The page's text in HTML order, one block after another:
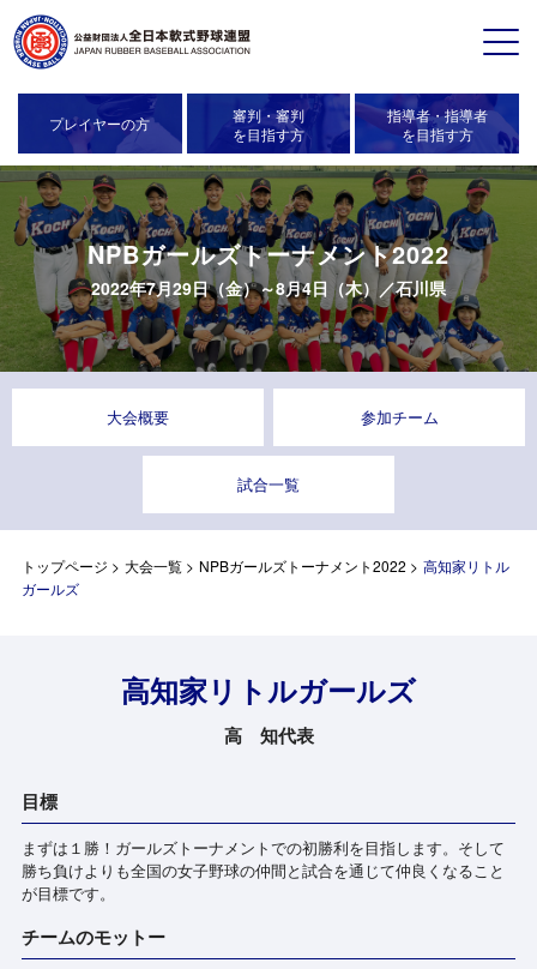
プレイヤーの方
審判・審判
を目指す方
指導者・指導者
を目指す方
NPBガールズトーナメント2022
2022年7月29日（金）～8月4日（木）／石川県
大会概要 参加チーム
試合一覧
トップページ > 大会一覧> NPBガールズトーナメント2022 > 高知家リトル
ガールズ
高知家リトルガールズ
高 知代表
目標
まずは１勝！ガールズトーナメントでの初勝利を目指します。そして
勝ち負けよりも全国の女子野球の仲間と試合を通じて仲良くなること
が目標です。
チームのモットー